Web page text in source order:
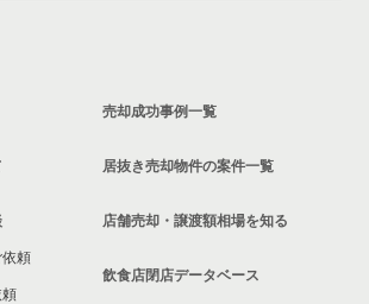
居抜き売却物件の案件一覧
居抜き売却物件の案件一覧
の居抜き売却物件の案件一覧
飲食店の居抜き売却物件の案件一覧
頼
売却成功事例一覧
居抜き売却物件の案件一覧
店舗売却・譲渡額相場を知る
飲食店閉店データベース